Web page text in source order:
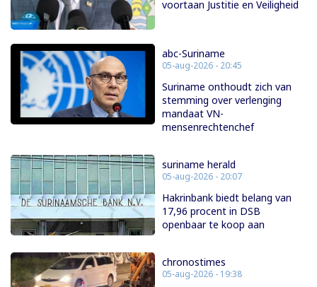
voortaan Justitie en Veiligheid
abc-Suriname
05-aug-2026 - 20:45
Suriname onthoudt zich van
stemming over verlenging
mandaat VN-
mensenrechtenchef
suriname herald
05-aug-2026 - 20:07
Hakrinbank biedt belang van
17,96 procent in DSB
openbaar te koop aan
chronostimes
05-aug-2026 - 19:38